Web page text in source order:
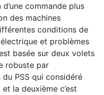
commande plus
des machines
conditions de
et problèmes
basée sur deux volets
robuste par
PSS qui considéré
la deuxième c’est